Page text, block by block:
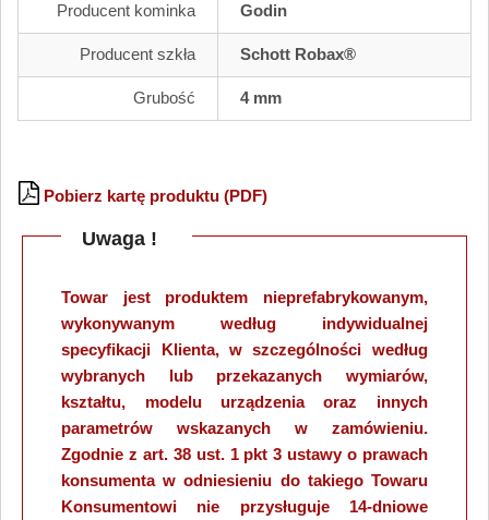
Producent kominka Godin
Producent szkła Schott Robax®
Grubość 4 mm
Pobierz kartę produktu (PDF)
Uwaga !
Towar jest produktem nieprefabrykowanym,
wykonywanym według indywidualnej
specyfikacji Klienta, w szczególności według
wybranych lub przekazanych wymiarów,
kształtu, modelu urządzenia oraz innych
parametrów wskazanych w zamówieniu.
Zgodnie z art. 38 ust. 1 pkt 3 ustawy o prawach
konsumenta w odniesieniu do takiego Towaru
Konsumentowi nie przysługuje 14-dniowe